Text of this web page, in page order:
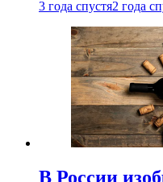
3 года спустя2 года
В России